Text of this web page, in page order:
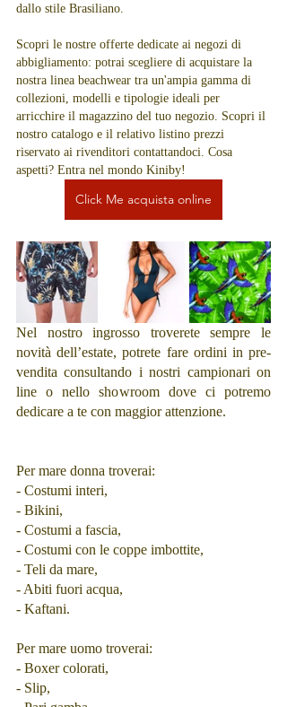
dallo stile Brasiliano.
Scopri le nostre offerte dedicate ai negozi di
abbigliamento: potrai scegliere di acquistare la
nostra linea beachwear tra un'ampia gamma di
collezioni, modelli e tipologie ideali per
arricchire il magazzino del tuo negozio. Scopri il
nostro catalogo e il relativo listino prezzi
riservato ai rivenditori contattandoci. Cosa
aspetti? Entra nel mondo Kiniby!
Click Me acquista online
Nel nostro ingrosso troverete sempre le
novità dell’estate, potrete fare ordini in pre-
vendita consultando i nostri campionari on
line o nello showroom dove ci potremo
dedicare a te con maggior attenzione.
Per mare donna troverai:
- Costumi interi,
- Bikini,
- Costumi a fascia,
- Costumi con le coppe imbottite,
- Teli da mare,
- Abiti fuori acqua,
- Kaftani.
Per mare uomo troverai:
- Boxer colorati,
- Slip,